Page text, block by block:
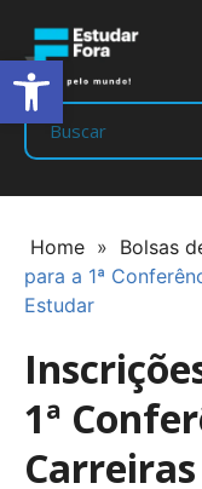
Home » Bolsas
para a 1ª
Estudar
1ª
Abrir a barra de